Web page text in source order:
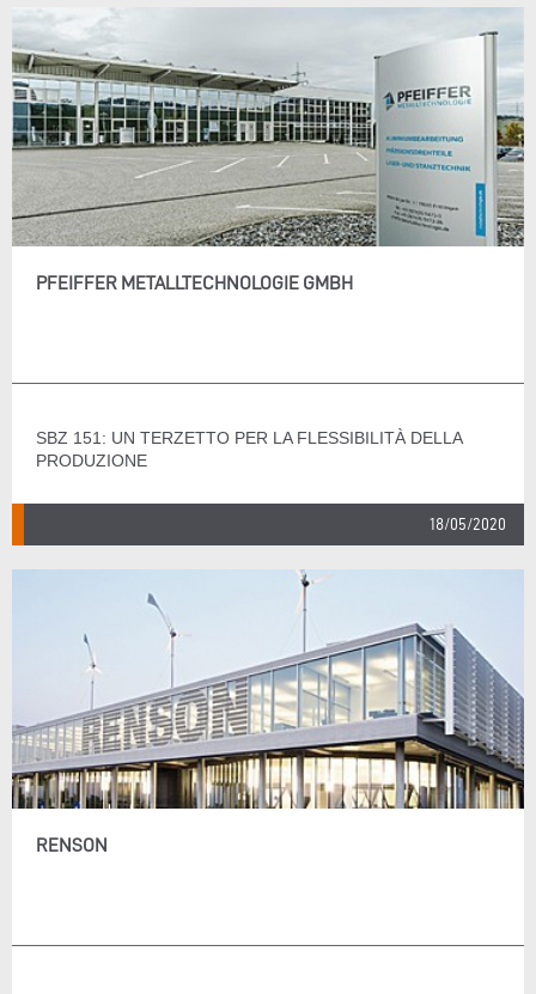
PFEIFFER METALLTECHNOLOGIE GMBH
SBZ 151: UN TERZETTO PER LA FLESSIBILITÀ DELLA
PRODUZIONE
18/05/2020
RENSON